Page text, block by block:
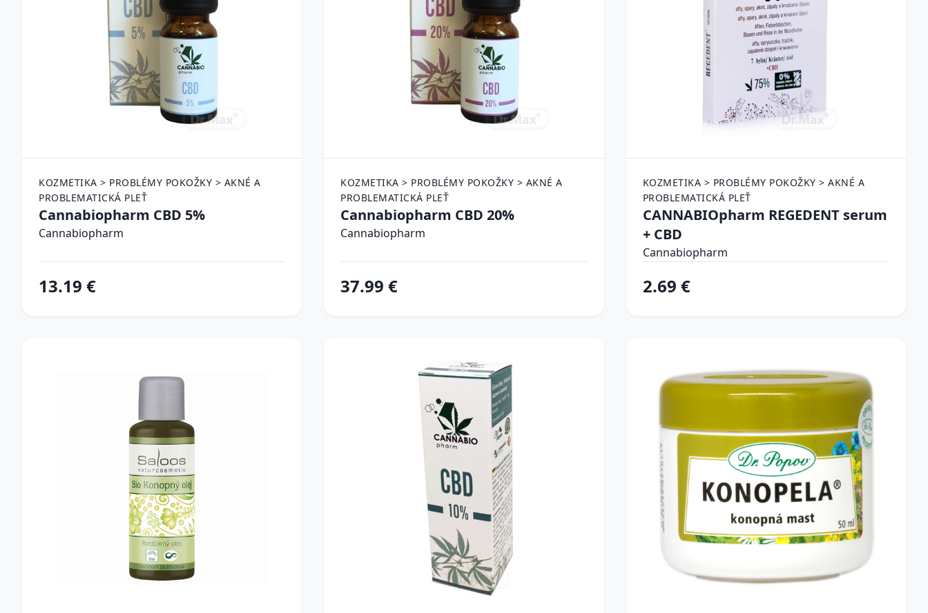
KOZMETIKA > PROBLÉMY POKOŽKY > AKNÉ A
PROBLEMATICKÁ PLEŤ
Cannabiopharm CBD 5%
Cannabiopharm
13.19 €
KOZMETIKA > PROBLÉMY POKOŽKY > AKNÉ A
PROBLEMATICKÁ PLEŤ
Cannabiopharm CBD 20%
Cannabiopharm
37.99 €
KOZMETIKA > PROBLÉMY POKOŽKY > AKNÉ A
PROBLEMATICKÁ PLEŤ
CANNABIOpharm REGEDENT serum
+ CBD
Cannabiopharm
2.69 €